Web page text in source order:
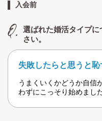
入会前
選ばれた婚活タイプ
さい。
失敗したらと思うと恥
うまくいくかどうか自信
わずにこっそり始めました